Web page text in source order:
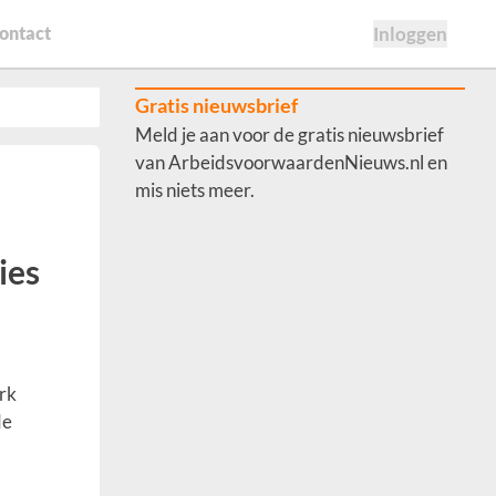
Inloggen
Gratis nieuwsbrief
Meld je aan voor de gratis nieuwsbrief
van ArbeidsvoorwaardenNieuws.nl en
mis niets meer.